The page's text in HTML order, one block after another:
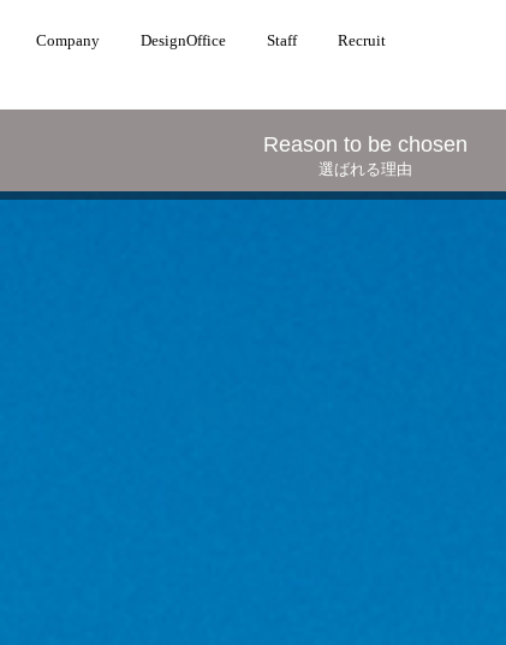
Company DesignOffice Staff Recruit
Reason to be chosen
選ばれる理由